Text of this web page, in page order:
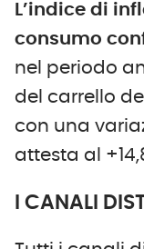
L’indice di
consumo
nel periodo
del carrello
con una
attesta al
I CANALI